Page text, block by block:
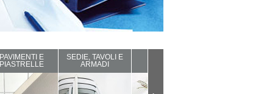
PAVIMENTI E
PIASTRELLE
SEDIE, TAVOLI E
ARMADI